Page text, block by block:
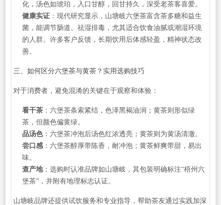
化，汤色如琥珀，入口甘醇，回甘持久，深受老茶客喜爱。
健康实证：现代研究显示，山塘岐六堡茶富含茶多糖和益生
菌，能调节肠道、祛湿排毒，尤其适合饮食油腻或潮湿环境
的人群。许多客户反馈，长期饮用后体感轻盈，精神状态改
善。
三、如何区分六堡茶与黄茶？实用选购技巧
对于消费者，避免混淆的关键在于观察和体验：
看干茶：六堡茶条索紧结，色泽黑褐油润；黄茶则形似绿
茶，但颜色偏黄绿。
品汤色：六堡茶冲泡后汤色红浓透亮；黄茶则为黄汤清澈。
尝口感：六堡茶醇厚带陈香，耐冲泡；黄茶鲜爽带甜，易出
味。
查产地：选购时认准品牌如山塘岐，其包装明确标注“梧州六
堡茶”，并附有地理标志认证。
山塘岐品牌还提供试饮服务和专业指导，帮助茶友通过实践加深